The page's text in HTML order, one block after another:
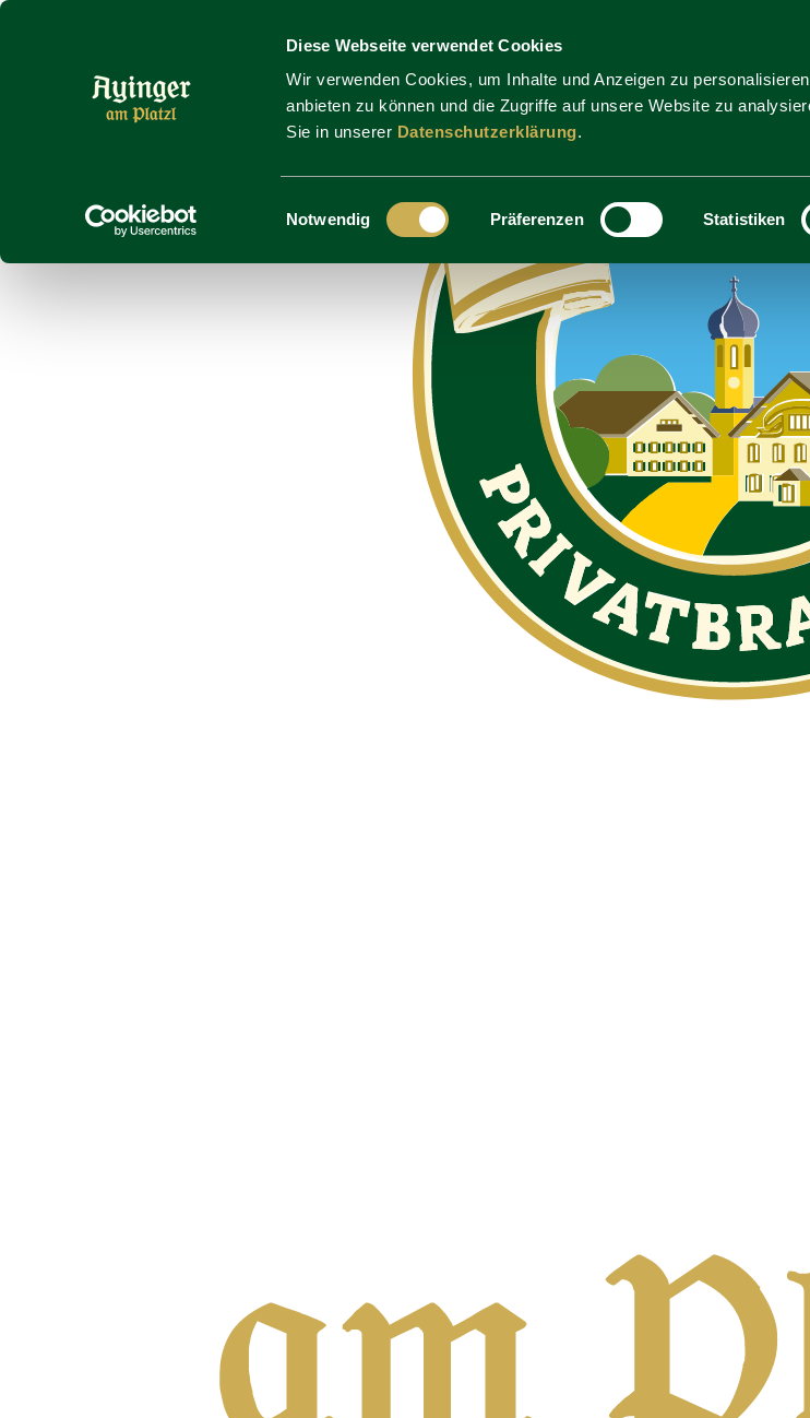
Diese Webseite verwendet Cookies
Wir verwenden Cookies, um Inhalte und Anzeigen zu
anbieten zu können und die Zugriffe auf unsere Website zu
Sie in unserer Datenschutzerklärung.
Einwilligungsauswahl
Notwendig Präferenzen Statistiken